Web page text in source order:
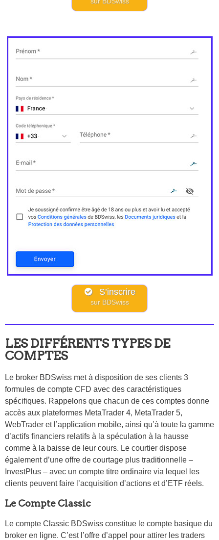
S’inscrire
sur BDSwiss
LES DIFFÉRENTS TYPES DE
COMPTES
Le broker BDSwiss met à disposition de ses clients 3
formules de compte CFD avec des caractéristiques
spécifiques. Rappelons que chacun de ces comptes donne
accès aux plateformes MetaTrader 4, MetaTrader 5,
WebTrader et l’application mobile, ainsi qu’à toute la gamme
d’actifs financiers relatifs à la spéculation à la hausse
comme à la baisse de leur cours. Le courtier dispose
également d’une offre de courtage plus traditionnelle –
InvestPlus – avec un compte titre ordinaire via lequel les
clients peuvent faire l’acquisition d’actions et d’ETF réels.
Le Compte Classic
Le compte Classic BDSwiss constitue le compte basique du
broker en ligne. C’est l’offre d’appel pour attirer les traders